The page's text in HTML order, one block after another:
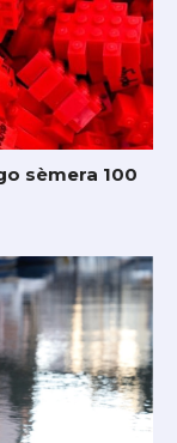
sèmera 100